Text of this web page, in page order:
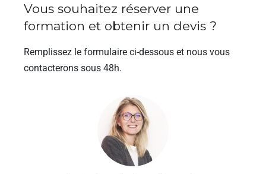
Vous souhaitez réserver une
formation et obtenir un devis ?
Remplissez le formulaire ci-dessous et nous vous
contacterons sous 48h.